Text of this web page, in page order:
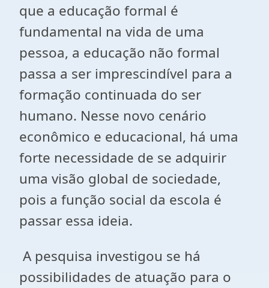
que a educação formal é
fundamental na vida de uma
pessoa, a educação não formal
passa a ser imprescindível para a
formação continuada do ser
humano. Nesse novo cenário
econômico e educacional, há uma
forte necessidade de se adquirir
uma visão global de sociedade,
pois a função social da escola é
passar essa ideia.
A pesquisa investigou se há
possibilidades de atuação para o